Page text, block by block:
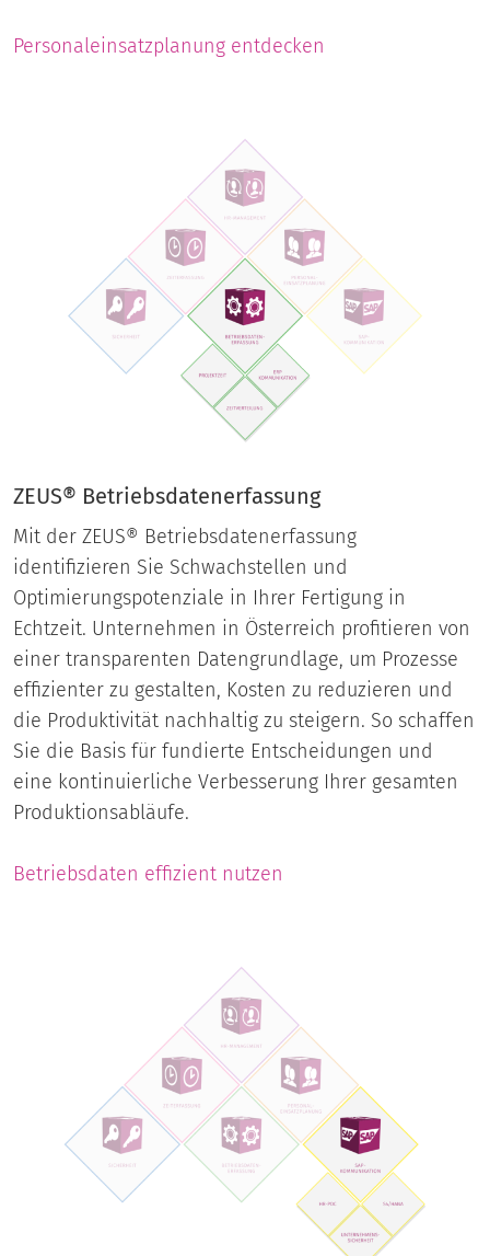
Personaleinsatzplanung entdecken
ZEUS® Betriebsdatenerfassung
Mit der ZEUS® Betriebsdatenerfassung
identifizieren Sie Schwachstellen und
Optimierungspotenziale in Ihrer Fertigung in
Echtzeit. Unternehmen in Österreich profitieren von
einer transparenten Datengrundlage, um Prozesse
effizienter zu gestalten, Kosten zu reduzieren und
die Produktivität nachhaltig zu steigern. So schaffen
Sie die Basis für fundierte Entscheidungen und
eine kontinuierliche Verbesserung Ihrer gesamten
Produktionsabläufe.
Betriebsdaten effizient nutzen